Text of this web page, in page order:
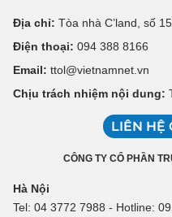
Địa chỉ: Tòa nhà C’land, số
Điện thoại: 094 388 8166
Email: ttol@vietnamnet.vn
Chịu trách nhiệm nội dung:
LIÊN HỆ
CÔNG TY CỔ PHẦN
Hà Nội
Tel: 04 3772 7988 - Hotline: